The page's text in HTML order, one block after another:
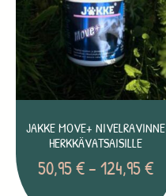
JAKKE MOVE+ NIVELRAVINNE
HERKKÄVATSAISILLE
50,95€ –124,95€